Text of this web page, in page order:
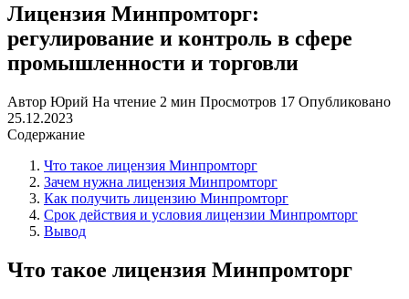
Лицензия Минпромторг:
регулирование и контроль в сфере
промышленности и торговли
Автор Юрий На чтение 2 мин Просмотров 17 Опубликовано
25.12.2023
Содержание
Что такое лицензия Минпромторг
Зачем нужна лицензия Минпромторг
Как получить лицензию Минпромторг
Срок действия и условия лицензии Минпромторг
Вывод
Что такое лицензия Минпромторг